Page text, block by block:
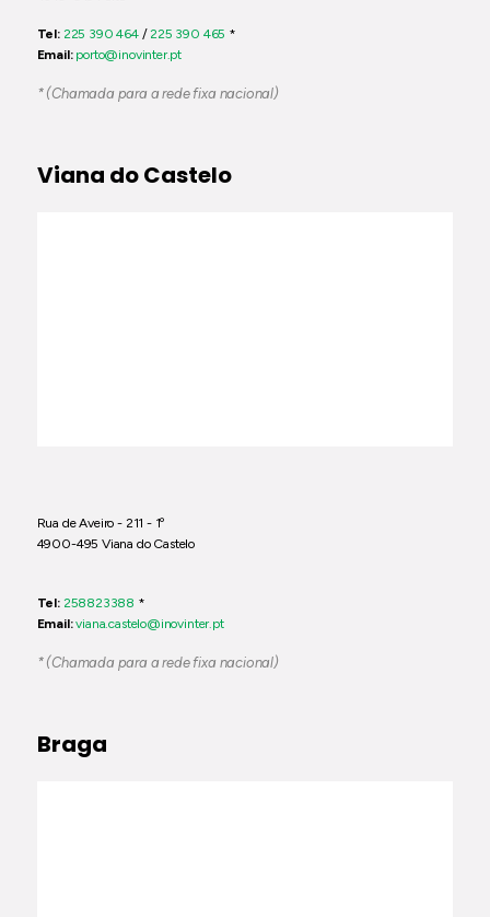
Tel: 225 390 464/225 390 465 *
Email: porto@inovinter.pt
* (Chamada para a rede fixa nacional)
Viana do Castelo
Rua de Aveiro - 211 - 1º
4900-495 Viana do Castelo
Tel: 258823388 *
Email: viana.castelo@inovinter.pt
* (Chamada para a rede fixa nacional)
Braga